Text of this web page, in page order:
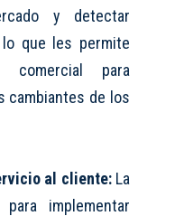
y detectar
que les permite
comercial para
cambiantes de los
al cliente: La
implementar